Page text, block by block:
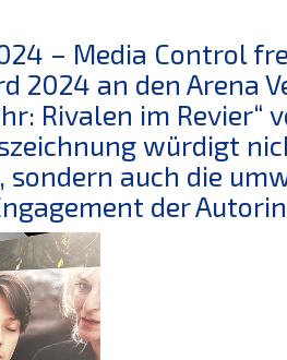
– Media Control
2024 an den Arena
Rivalen im
würdigt
sondern auch die
der